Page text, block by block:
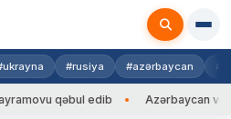
#rusiya #azərbaycan
qəbul edib Azərbaycan və